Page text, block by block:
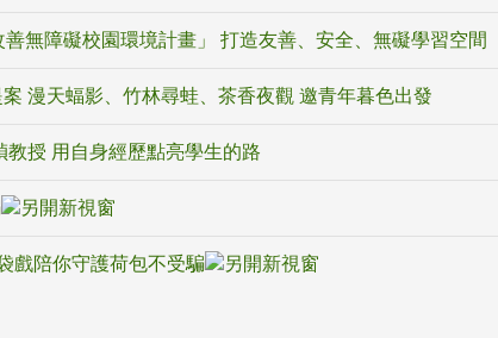
無障礙校園環境計畫」 打造友善、安全、無礙學習空間
漫天蝠影、竹林尋蛙、茶香夜觀 邀青年暮色出發
授 用自身經歷點亮學生的路
戲陪你守護荷包不受騙